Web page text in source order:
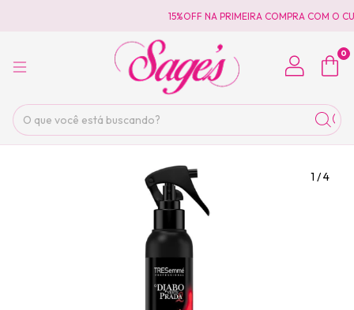
15%OFF NA PRIMEIRA COMPRA COM O
0
1 /4